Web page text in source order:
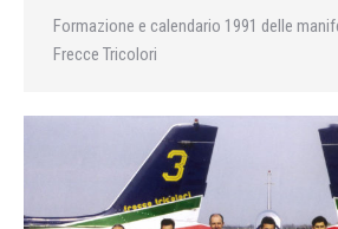
Formazione e calendario 1991 delle
Frecce Tricolori